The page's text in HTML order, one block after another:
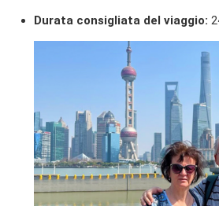
Durata consigliata del viaggio: